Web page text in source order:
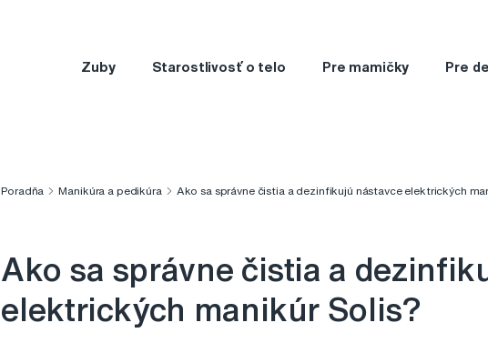
Zuby Starostlivosť o telo Pre mamičky Pre
Poradňa Manikúra a pedikúra Ako sa správne čistia a dezinfikujú nástavce elektrických
Ako sa správne čistia a
elektrických manikúr Solis?